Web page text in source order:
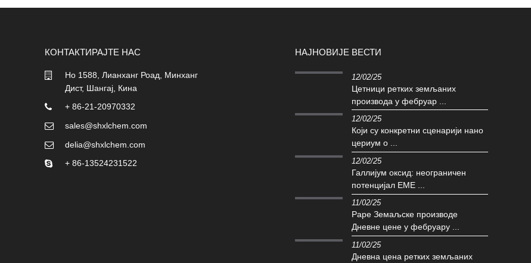
КОНТАКТИРАЈТЕ НАС
Но 1588, Лианханг Роад, Минханг
Дист, Шангај, Кина
+ 86-21-20970332
sales@shxlchem.com
delia@shxlchem.com
+ 86-13524231522
НАЈНОВИЈЕ ВЕСТИ
12/02/25
Цетници ретких земљаних
производа у фебруар ...
12/02/25
Који су конкретни сценарији нано
цериум о ...
12/02/25
Галлијум оксид: неограничен
потенцијал ЕМЕ ...
11/02/25
Раре Земаљске производе
Дневне цене у фебруару ...
11/02/25
Дневна цена ретких земљаних